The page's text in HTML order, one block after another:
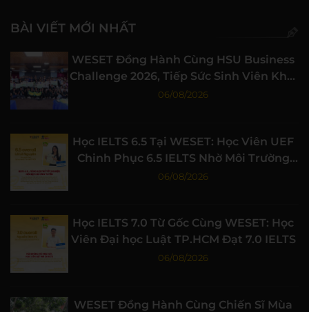
BÀI VIẾT MỚI NHẤT
WESET Đồng Hành Cùng HSU Business
Challenge 2026, Tiếp Sức Sinh Viên Khởi
Nghiệp
06/08/2026
Học IELTS 6.5 Tại WESET: Học Viên UEF
Chinh Phục 6.5 IELTS Nhờ Môi Trường
Học Tập Chất Lượng
06/08/2026
Học IELTS 7.0 Từ Gốc Cùng WESET: Học
Viên Đại học Luật TP.HCM Đạt 7.0 IELTS
06/08/2026
WESET Đồng Hành Cùng Chiến Sĩ Mùa